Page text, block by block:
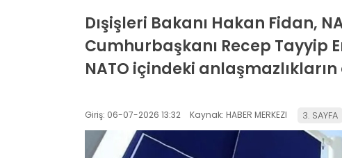
Dışişleri Bakanı Hakan Fidan,
Cumhurbaşkanı Recep Tayyip
NATO içindeki
Giriş: 06-07-2026 13:32 Kaynak: HABER MERKEZI 3. SAYFA